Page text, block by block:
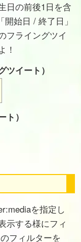
日の前後1日を含
始日 / 終了日」
フライングツイ
！
イート）
）
を指定し
示する様にフィ
フィルターを